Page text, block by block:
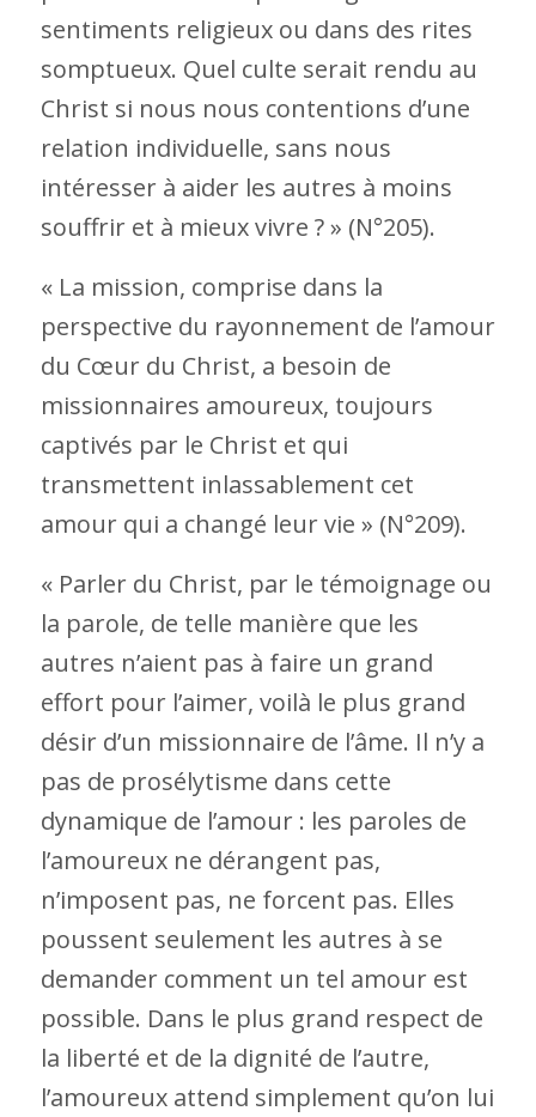
sentiments religieux ou dans des rites
somptueux. Quel culte serait rendu au
Christ si nous nous contentions d’une
relation individuelle, sans nous
intéresser à aider les autres à moins
souffrir et à mieux vivre ? » (N°205).
« La mission, comprise dans la
perspective du rayonnement de l’amour
du Cœur du Christ, a besoin de
missionnaires amoureux, toujours
captivés par le Christ et qui
transmettent inlassablement cet
amour qui a changé leur vie » (N°209).
« Parler du Christ, par le témoignage ou
la parole, de telle manière que les
autres n’aient pas à faire un grand
effort pour l’aimer, voilà le plus grand
désir d’un missionnaire de l’âme. Il n’y a
pas de prosélytisme dans cette
dynamique de l’amour : les paroles de
l’amoureux ne dérangent pas,
n’imposent pas, ne forcent pas. Elles
poussent seulement les autres à se
demander comment un tel amour est
possible. Dans le plus grand respect de
la liberté et de la dignité de l’autre,
l’amoureux attend simplement qu’on lui